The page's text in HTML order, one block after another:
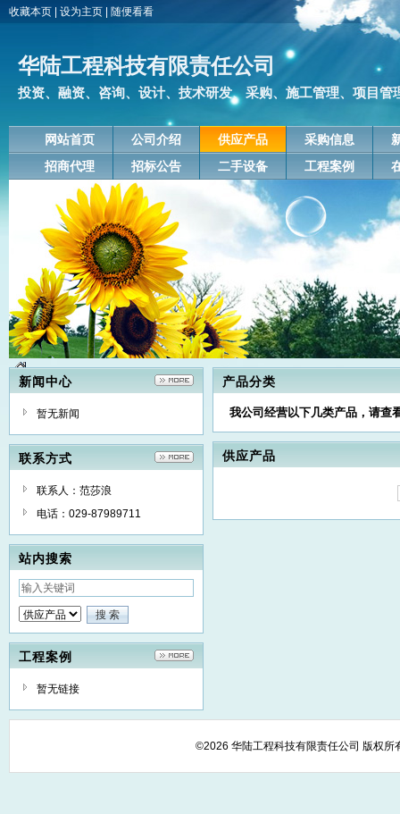
收藏本页 设为主页 随便看看
华陆工程科技有限责任公司
投资、融资、咨询、设计、技术研发、采购、施工管理、项目管
网站首页 公司介绍 供应产品 采购信息
招商代理
招标公告 二手设备 工程案例
新闻中心
暂无新闻
联系方式
联系人：范莎浪
电话：029-87989711
站内搜索
工程案例
暂无链接
产品分类
我公司经营以下几类产品，请查
供应产品
©2026 华陆工程科技有限责任公司 版权